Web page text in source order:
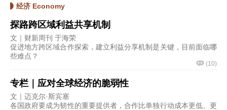
经济 Economy
探路跨区域利益共享机制
文｜财新周刊 于海荣
促进地方跨区域合作探索，建立利益分享机制是关键，目前面临哪
些难点？
(10)
专栏｜应对全球经济的脆弱性
文｜迈克尔·斯宾塞
各国政府要成为韧性的重要提供者，合作比单独行动成本更低、更